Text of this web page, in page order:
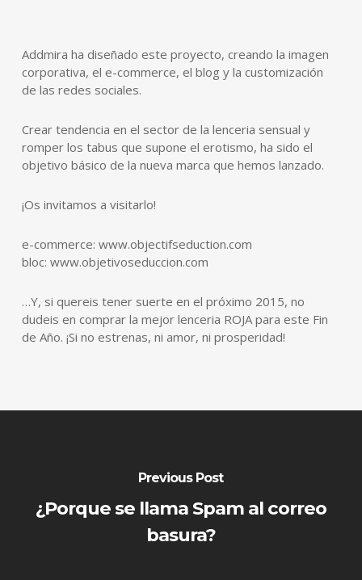
Addmira ha diseñado este proyecto, creando la imagen
corporativa, el e-commerce, el blog y la customización
de las redes sociales.
Crear tendencia en el sector de la lenceria sensual y
romper los tabus que supone el erotismo, ha sido el
objetivo básico de la nueva marca que hemos lanzado.
¡Os invitamos a visitarlo!
e-commerce: www.objectifseduction.com
bloc: www.objetivoseduccion.com
…Y, si quereis tener suerte en el próximo 2015, no
dudeis en comprar la mejor lenceria ROJA para este Fin
de Año. ¡Si no estrenas, ni amor, ni prosperidad!
Previous Post
¿Porque se llama Spam al correo
basura?